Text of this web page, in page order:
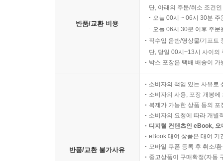
반품/교환 비용
단, 아래의 주문/취소 조건
오늘 00시 ~ 06시 30분
오늘 06시 30분 이후 주
직수입 음반/영상물/기프트
단, 당일 00시~13시 사이의
박스 포장은 택배 배송이
반품/교환 불가사유
소비자의 책임 있는 사유로
소비자의 사용, 포장 개봉
복제가 가능한 상품 등의
소비자의 요청에 따라 개별
디지털 컨텐츠인 eBook,
eBook 대여 상품은 대여 기
모바일 쿠폰 등록 후 취소/
중고상품이 구매확정(자동